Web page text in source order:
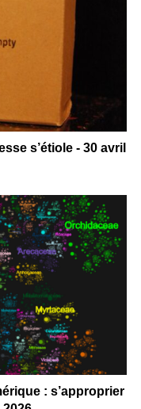
s’étiole - 30 avril
: s’approprier